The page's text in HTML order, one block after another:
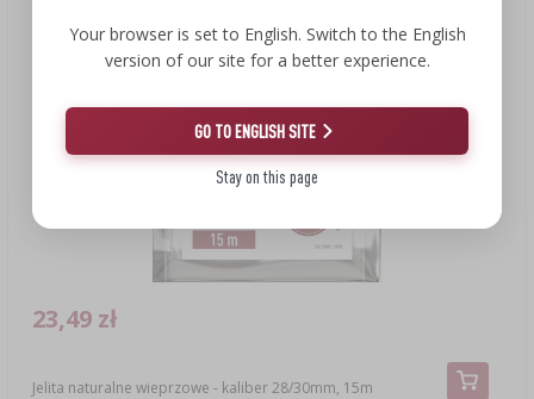
Jelita naturalne wieprzowe - kaliber 28/30mm, 15m
23,49 zł
Your browser is set to English. Switch to the English
version of our site for a better experience.
GO TO ENGLISH SITE
Stay on this page